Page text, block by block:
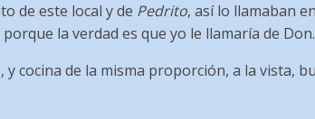
de este local y de Pedrito, así lo llamaban
la verdad es que yo le llamaría de
y cocina de la misma proporción, a la vista,